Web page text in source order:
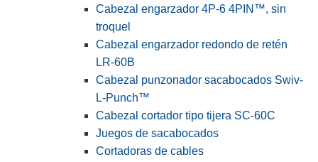
Cabezal engarzador 4P-6 4PIN™, sin
troquel
Cabezal engarzador redondo de retén
LR-60B
Cabezal punzonador sacabocados Swiv-
L-Punch™
Cabezal cortador tipo tijera SC-60C
Juegos de sacabocados
Cortadoras de cables